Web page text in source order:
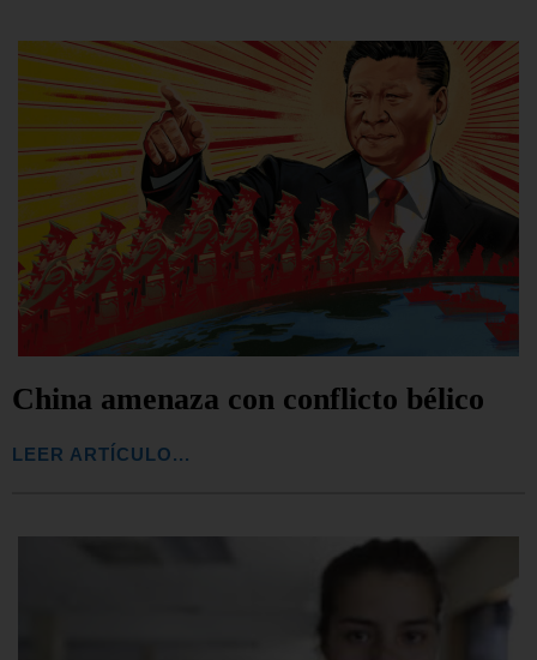
China amenaza con conflicto bélico
LEER ARTÍCULO...